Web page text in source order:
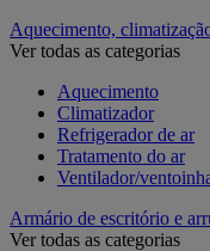
Aquecimento,
Ver todas as categorias
Aquecimento
Climatizador
Refrigerador de ar
Tratamento do ar
Ventilador/
Armário de escritório e
Ver todas as categorias